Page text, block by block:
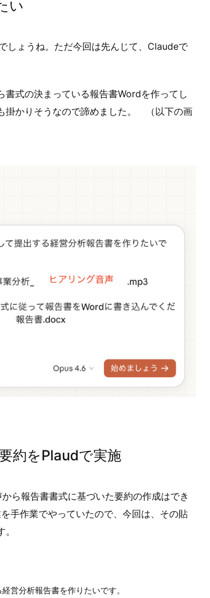
い
しょうね。ただ今回は先んじて、Claudeで
書式の決まっている報告書Wordを作ってし
掛かりそうなので諦めました。 （以下の画
約をPlaudで実施
ら報告書書式に基づいた要約の作成はでき
手作業でやっていたので、今回は、その貼
営分析報告書を作りたいです。